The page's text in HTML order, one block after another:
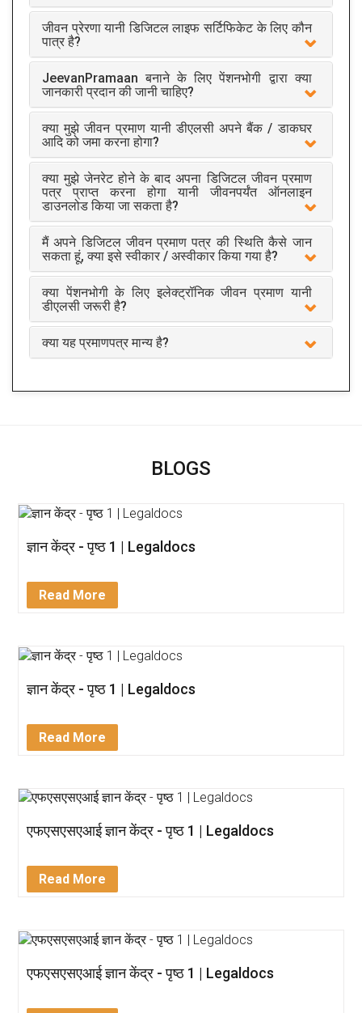
जीवन प्रेरणा यानी डिजिटल लाइफ सर्टिफिकेट के लिए कौन
पात्र है?
JeevanPramaan बनाने के लिए पेंशनभोगी द्वारा क्या
जानकारी प्रदान की जानी चाहिए?
क्या मुझे जीवन प्रमाण यानी डीएलसी अपने बैंक / डाकघर
आदि को जमा करना होगा?
क्या मुझे जेनरेट होने के बाद अपना डिजिटल जीवन प्रमाण
पत्र प्राप्त करना होगा यानी जीवनपर्यंत ऑनलाइन
डाउनलोड किया जा सकता है?
मैं अपने डिजिटल जीवन प्रमाण पत्र की स्थिति कैसे जान
सकता हूं, क्या इसे स्वीकार / अस्वीकार किया गया है?
क्या पेंशनभोगी के लिए इलेक्ट्रॉनिक जीवन प्रमाण यानी
डीएलसी जरूरी है?
क्या यह प्रमाणपत्र मान्य है?
BLOGS
ज्ञान केंद्र - पृष्ठ 1 | Legaldocs
Read More
ज्ञान केंद्र - पृष्ठ 1 | Legaldocs
Read More
एफएसएसएआई ज्ञान केंद्र - पृष्ठ 1 | Legaldocs
Read More
एफएसएसएआई ज्ञान केंद्र - पृष्ठ 1 | Legaldocs